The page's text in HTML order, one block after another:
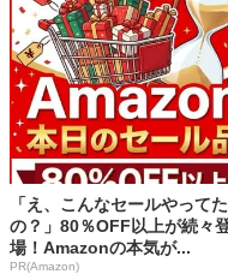
「え、こんなセールやってた
の？」80％OFF以上が続々
場！Amazonの本気が...
PR(Amazon)